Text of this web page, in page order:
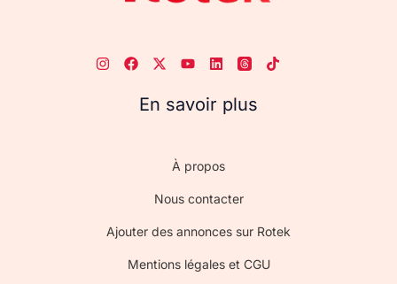
En savoir plus
À propos
Nous contacter
Ajouter des annonces sur Rotek
Mentions légales et CGU